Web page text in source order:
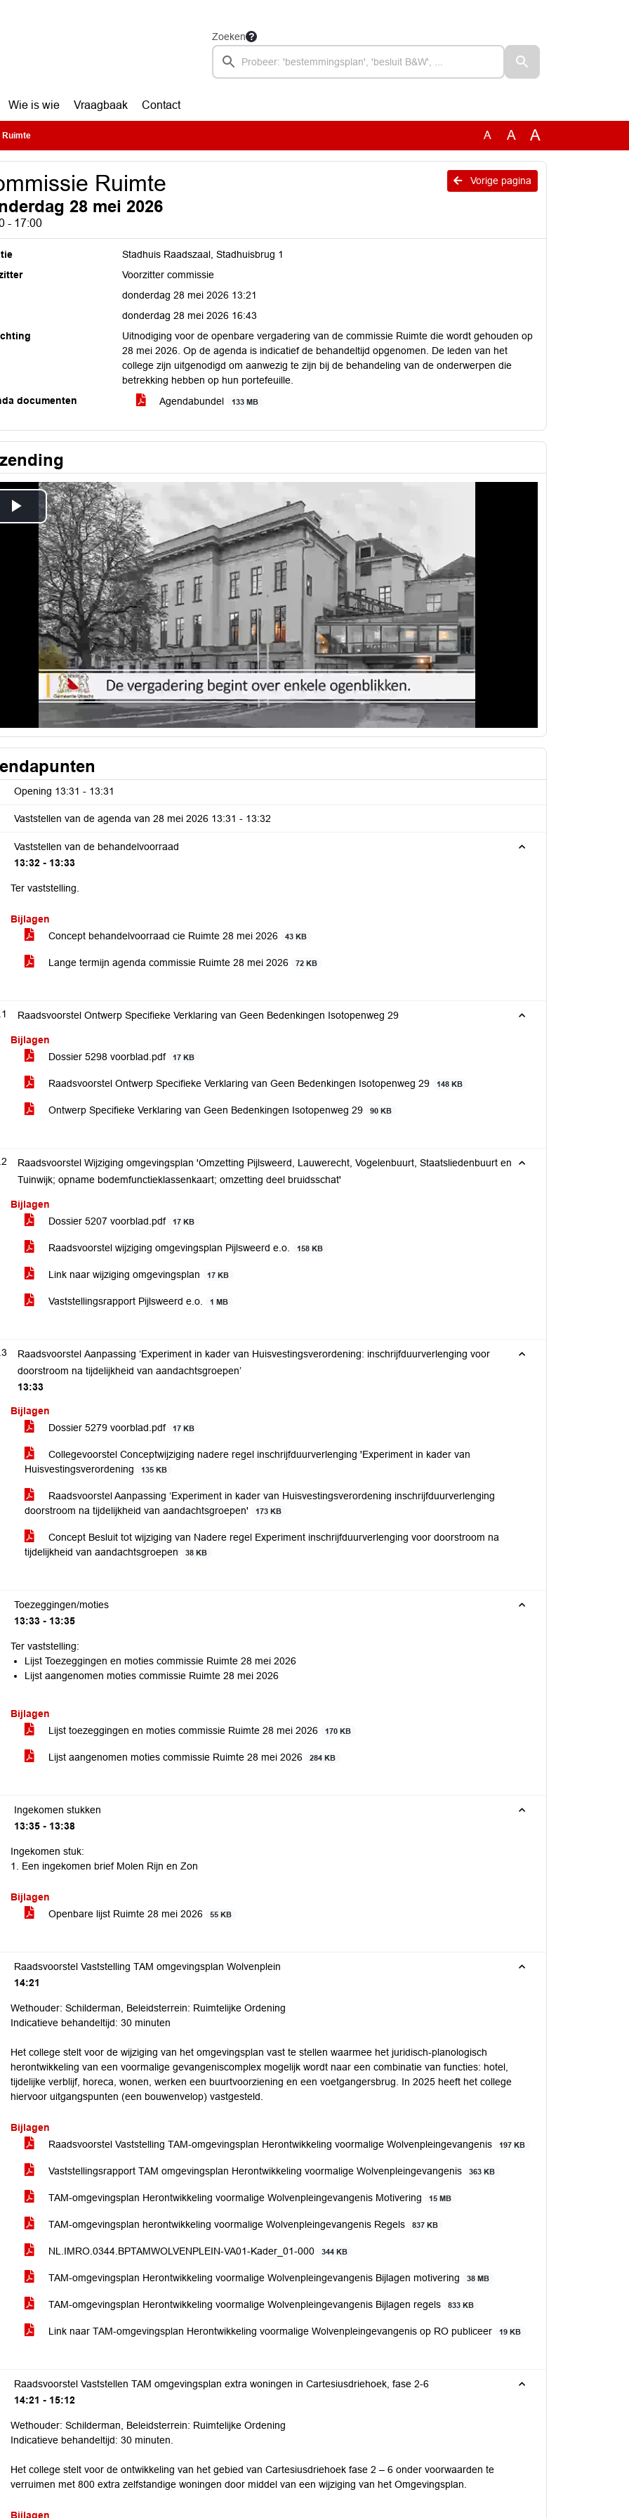
Zoeken
Wie is wie Vraagbaak Contact
Ruimte A A A
Vorige pagina
Ruimte
28 mei 2026
- 17:00
Stadhuis Raadszaal, Stadhuisbrug 1
Voorzitter commissie
donderdag 28 mei 2026 13:21
donderdag 28 mei 2026 16:43
Uitnodiging voor de openbare vergadering van de commissie Ruimte die wordt gehouden op
28 mei 2026. Op de agenda is indicatief de behandeltijd opgenomen. De leden van het
college zijn uitgenodigd om aanwezig te zijn bij de behandeling van de onderwerpen die
betrekking hebben op hun portefeuille.
documenten
Agendabundel 133 MB
Play
Video
Opening 13:31 - 13:31
Vaststellen van de agenda van 28 mei 2026 13:31 - 13:32
Vaststellen van de behandelvoorraad
13:32 - 13:33
Ter vaststelling.
Bijlagen
Concept behandelvoorraad cie Ruimte 28 mei 2026
43 KB
Lange termijn agenda commissie Ruimte 28 mei 2026 72 KB
Raadsvoorstel Ontwerp Specifieke Verklaring van Geen Bedenkingen Isotopenweg 29
Bijlagen
Dossier 5298 voorblad.pdf
17 KB
Raadsvoorstel Ontwerp Specifieke Verklaring van Geen Bedenkingen Isotopenweg 29 148 KB
Ontwerp Specifieke Verklaring van Geen Bedenkingen Isotopenweg 29 90 KB
Raadsvoorstel Wijziging omgevingsplan 'Omzetting Pijlsweerd, Lauwerecht, Vogelenbuurt, Staatsliedenbuurt en
Tuinwijk; opname bodemfunctieklassenkaart; omzetting deel bruidsschat'
Bijlagen
Dossier 5207 voorblad.pdf
17 KB
Raadsvoorstel wijziging omgevingsplan Pijlsweerd e.o. 158 KB
Link naar wijziging omgevingsplan 17 KB
Vaststellingsrapport Pijlsweerd e.o. 1 MB
Raadsvoorstel Aanpassing ‘Experiment in kader van Huisvestingsverordening: inschrijfduurverlenging voor
doorstroom na tijdelijkheid van aandachtsgroepen’
13:33
Bijlagen
Dossier 5279 voorblad.pdf
17 KB
Collegevoorstel Conceptwijziging nadere regel inschrijfduurverlenging 'Experiment in kader van
Huisvestingsverordening
135 KB
Raadsvoorstel Aanpassing ‘Experiment in kader van Huisvestingsverordening inschrijfduurverlenging
doorstroom na tijdelijkheid van aandachtsgroepen'
173 KB
Concept Besluit tot wijziging van Nadere regel Experiment inschrijfduurverlenging voor doorstroom na
tijdelijkheid van aandachtsgroepen
38 KB
Toezeggingen/moties
13:33 - 13:35
Ter vaststelling:
Lijst Toezeggingen en moties commissie Ruimte 28 mei 2026
Lijst aangenomen moties commissie Ruimte 28 mei 2026
Bijlagen
Lijst toezeggingen en moties commissie Ruimte 28 mei 2026
170 KB
Lijst aangenomen moties commissie Ruimte 28 mei 2026 284 KB
Ingekomen stukken
13:35 - 13:38
Ingekomen stuk:
1. Een ingekomen brief Molen Rijn en Zon
Bijlagen
Openbare lijst Ruimte 28 mei 2026
55 KB
Raadsvoorstel Vaststelling TAM omgevingsplan Wolvenplein
14:21
Wethouder: Schilderman, Beleidsterrein: Ruimtelijke Ordening
Indicatieve behandeltijd: 30 minuten
Het college stelt voor de wijziging van het omgevingsplan vast te stellen waarmee het juridisch-planologisch
herontwikkeling van een voormalige gevangeniscomplex mogelijk wordt naar een combinatie van functies: hotel,
tijdelijke verblijf, horeca, wonen, werken een buurtvoorziening en een voetgangersbrug. In 2025 heeft het college
hiervoor uitgangspunten (een bouwenvelop) vastgesteld.
Bijlagen
Raadsvoorstel Vaststelling TAM-omgevingsplan Herontwikkeling voormalige Wolvenpleingevangenis
197 KB
Vaststellingsrapport TAM omgevingsplan Herontwikkeling voormalige Wolvenpleingevangenis 363 KB
TAM-omgevingsplan Herontwikkeling voormalige Wolvenpleingevangenis Motivering 15 MB
TAM-omgevingsplan herontwikkeling voormalige Wolvenpleingevangenis Regels 837 KB
NL.IMRO.0344.BPTAMWOLVENPLEIN-VA01-Kader_01-000 344 KB
TAM-omgevingsplan Herontwikkeling voormalige Wolvenpleingevangenis Bijlagen motivering 38 MB
TAM-omgevingsplan Herontwikkeling voormalige Wolvenpleingevangenis Bijlagen regels 833 KB
Link naar TAM-omgevingsplan Herontwikkeling voormalige Wolvenpleingevangenis op RO publiceer 19 KB
Raadsvoorstel Vaststellen TAM omgevingsplan extra woningen in Cartesiusdriehoek, fase 2-6
14:21 - 15:12
Wethouder: Schilderman, Beleidsterrein: Ruimtelijke Ordening
Indicatieve behandeltijd: 30 minuten.
Het college stelt voor de ontwikkeling van het gebied van Cartesiusdriehoek fase 2 – 6 onder voorwaarden te
verruimen met 800 extra zelfstandige woningen door middel van een wijziging van het Omgevingsplan.
Bijlagen